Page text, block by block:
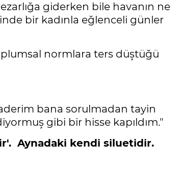
giderken bile havanın ne
bir kadınla eğlenceli günler
normlara ters düştüğü
bana sorulmadan tayin
gibi bir hisse kapıldım."
Aynadaki kendi siluetidir.